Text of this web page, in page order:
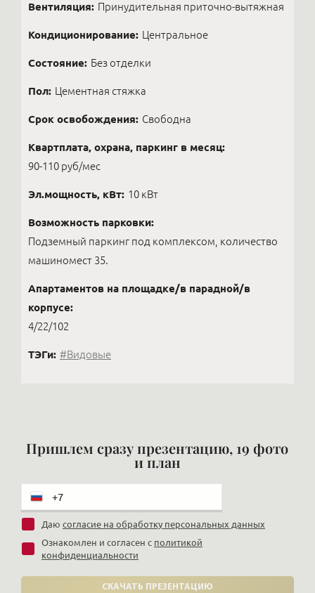
Вентиляция: Принудительная приточно-вытяжная
Кондиционирование: Центральное
Состояние: Без отделки
Пол: Цементная стяжка
Срок освобождения: Свободна
Квартплата, охрана, паркинг в месяц:
90-110 руб/мес
Эл.мощность, кВт: 10 кВт
Возможность парковки:
Подземный паркинг под комплексом, количество
машиномест 35.
Апартаментов на площадке/в парадной/в
корпусе:
4/22/102
ТЭГи: #Видовые
Пришлем сразу презентацию, 19 фото
и план
Даю согласие на обработку персональных данных
Ознакомлен и согласен с политикой
конфиденциальности
СКАЧАТЬ ПРЕЗЕНТАЦИЮ